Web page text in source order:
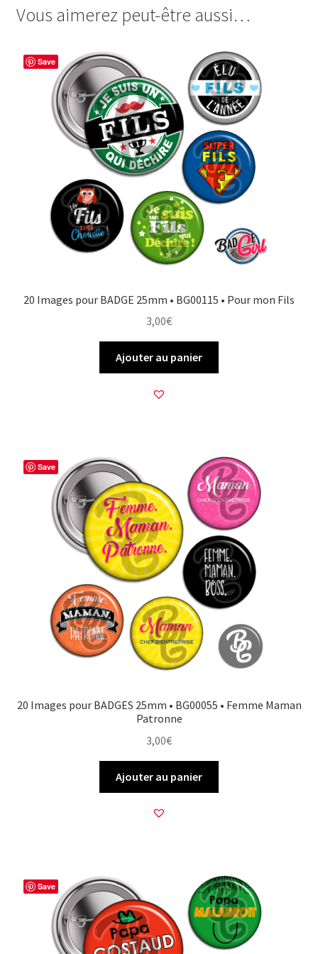
Fils
qui
e
o
o
t
e
s
t
t
e
r
t
g
e
r
Vous aimerez peut-être aussi…
Save
20 Images pour BADGE 25mm • BG00115 • Pour mon Fils
3,00€
Ajouter au panier
Save
20 Images pour BADGES 25mm • BG00055 • Femme Maman
Patronne
3,00€
Ajouter au panier
Save